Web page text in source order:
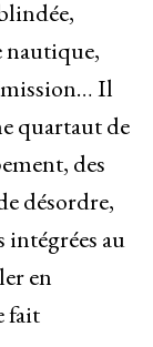
nautique,
Il
quartaut de
des
désordre,
intégrées au
en
fait